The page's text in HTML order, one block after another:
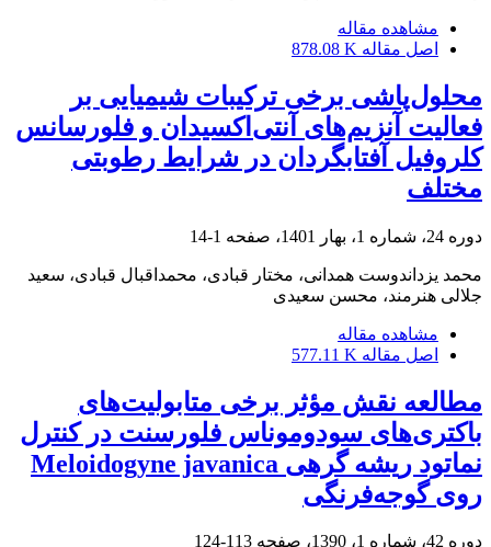
مشاهده مقاله
اصل مقاله 878.08 K
محلول‌پاشی برخی ترکیبات شیمیایی بر
فعالیت آنزیم‌های آنتی‌اکسیدان و فلورسانس
کلروفیل آفتابگردان در شرایط رطوبتی
مختلف
دوره 24، شماره 1، بهار 1401، صفحه 1-14
محمد یزداندوست همدانی، مختار قبادی، محمداقبال قبادی، سعید
جلالی هنرمند، محسن سعیدی
مشاهده مقاله
اصل مقاله 577.11 K
مطالعه نقش مؤثر برخی متابولیت‌های
باکتری‌های سودوموناس فلورسنت در کنترل
نماتود ریشه گرهی Meloidogyne javanica
روی گوجه‌فرنگی
دوره 42، شماره 1، 1390، صفحه 113-124